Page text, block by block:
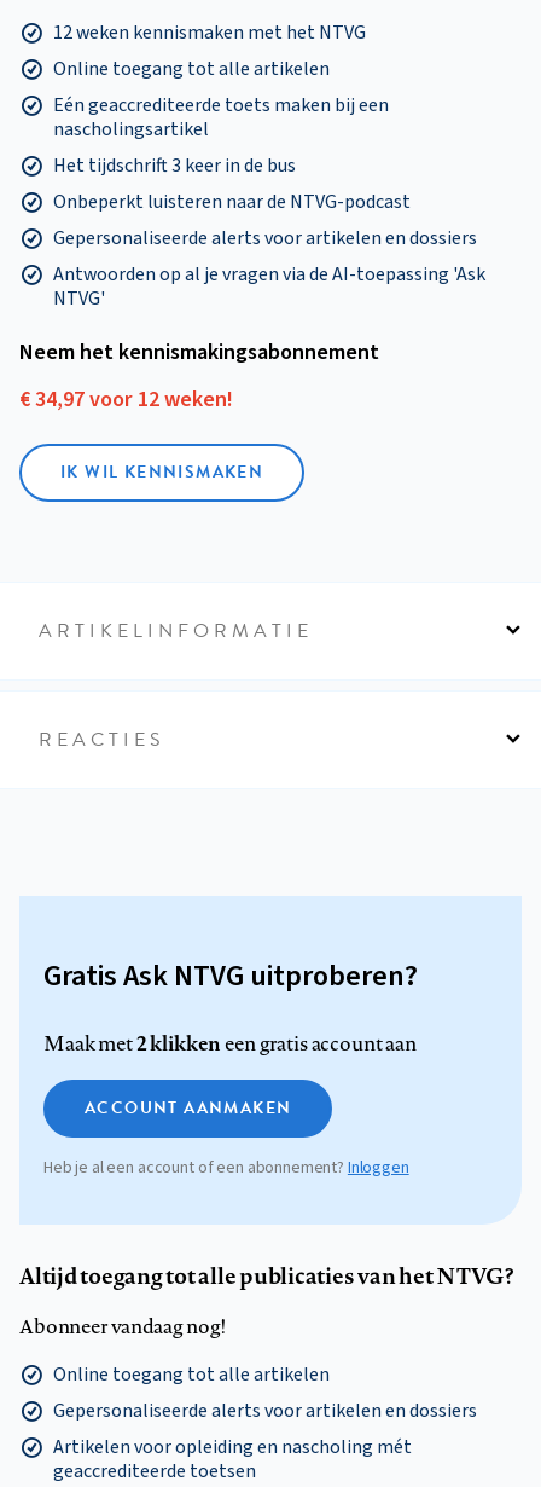
12 weken kennismaken met het NTVG
Online toegang tot alle artikelen
Eén geaccrediteerde toets maken bij een
nascholingsartikel
Het tijdschrift 3 keer in de bus
Onbeperkt luisteren naar de NTVG-podcast
Gepersonaliseerde alerts voor artikelen en dossiers
Antwoorden op al je vragen via de AI-toepassing 'Ask
NTVG'
Neem het kennismakings­abonnement
€ 34,97 voor 12 weken!
IK WIL KENNISMAKEN
ARTIKELINFORMATIE
REACTIES
Gratis Ask NTVG uitproberen?
Maak met2 klikkeneen gratis account aan
ACCOUNT AANMAKEN
Heb je al een account of een abonnement?Inloggen
Altijd toegang tot alle publicaties van het NTVG?
Abonneer vandaag nog!
Online toegang tot alle artikelen
Gepersonaliseerde alerts voor artikelen en dossiers
Artikelen voor opleiding en nascholing mét
geaccrediteerde toetsen